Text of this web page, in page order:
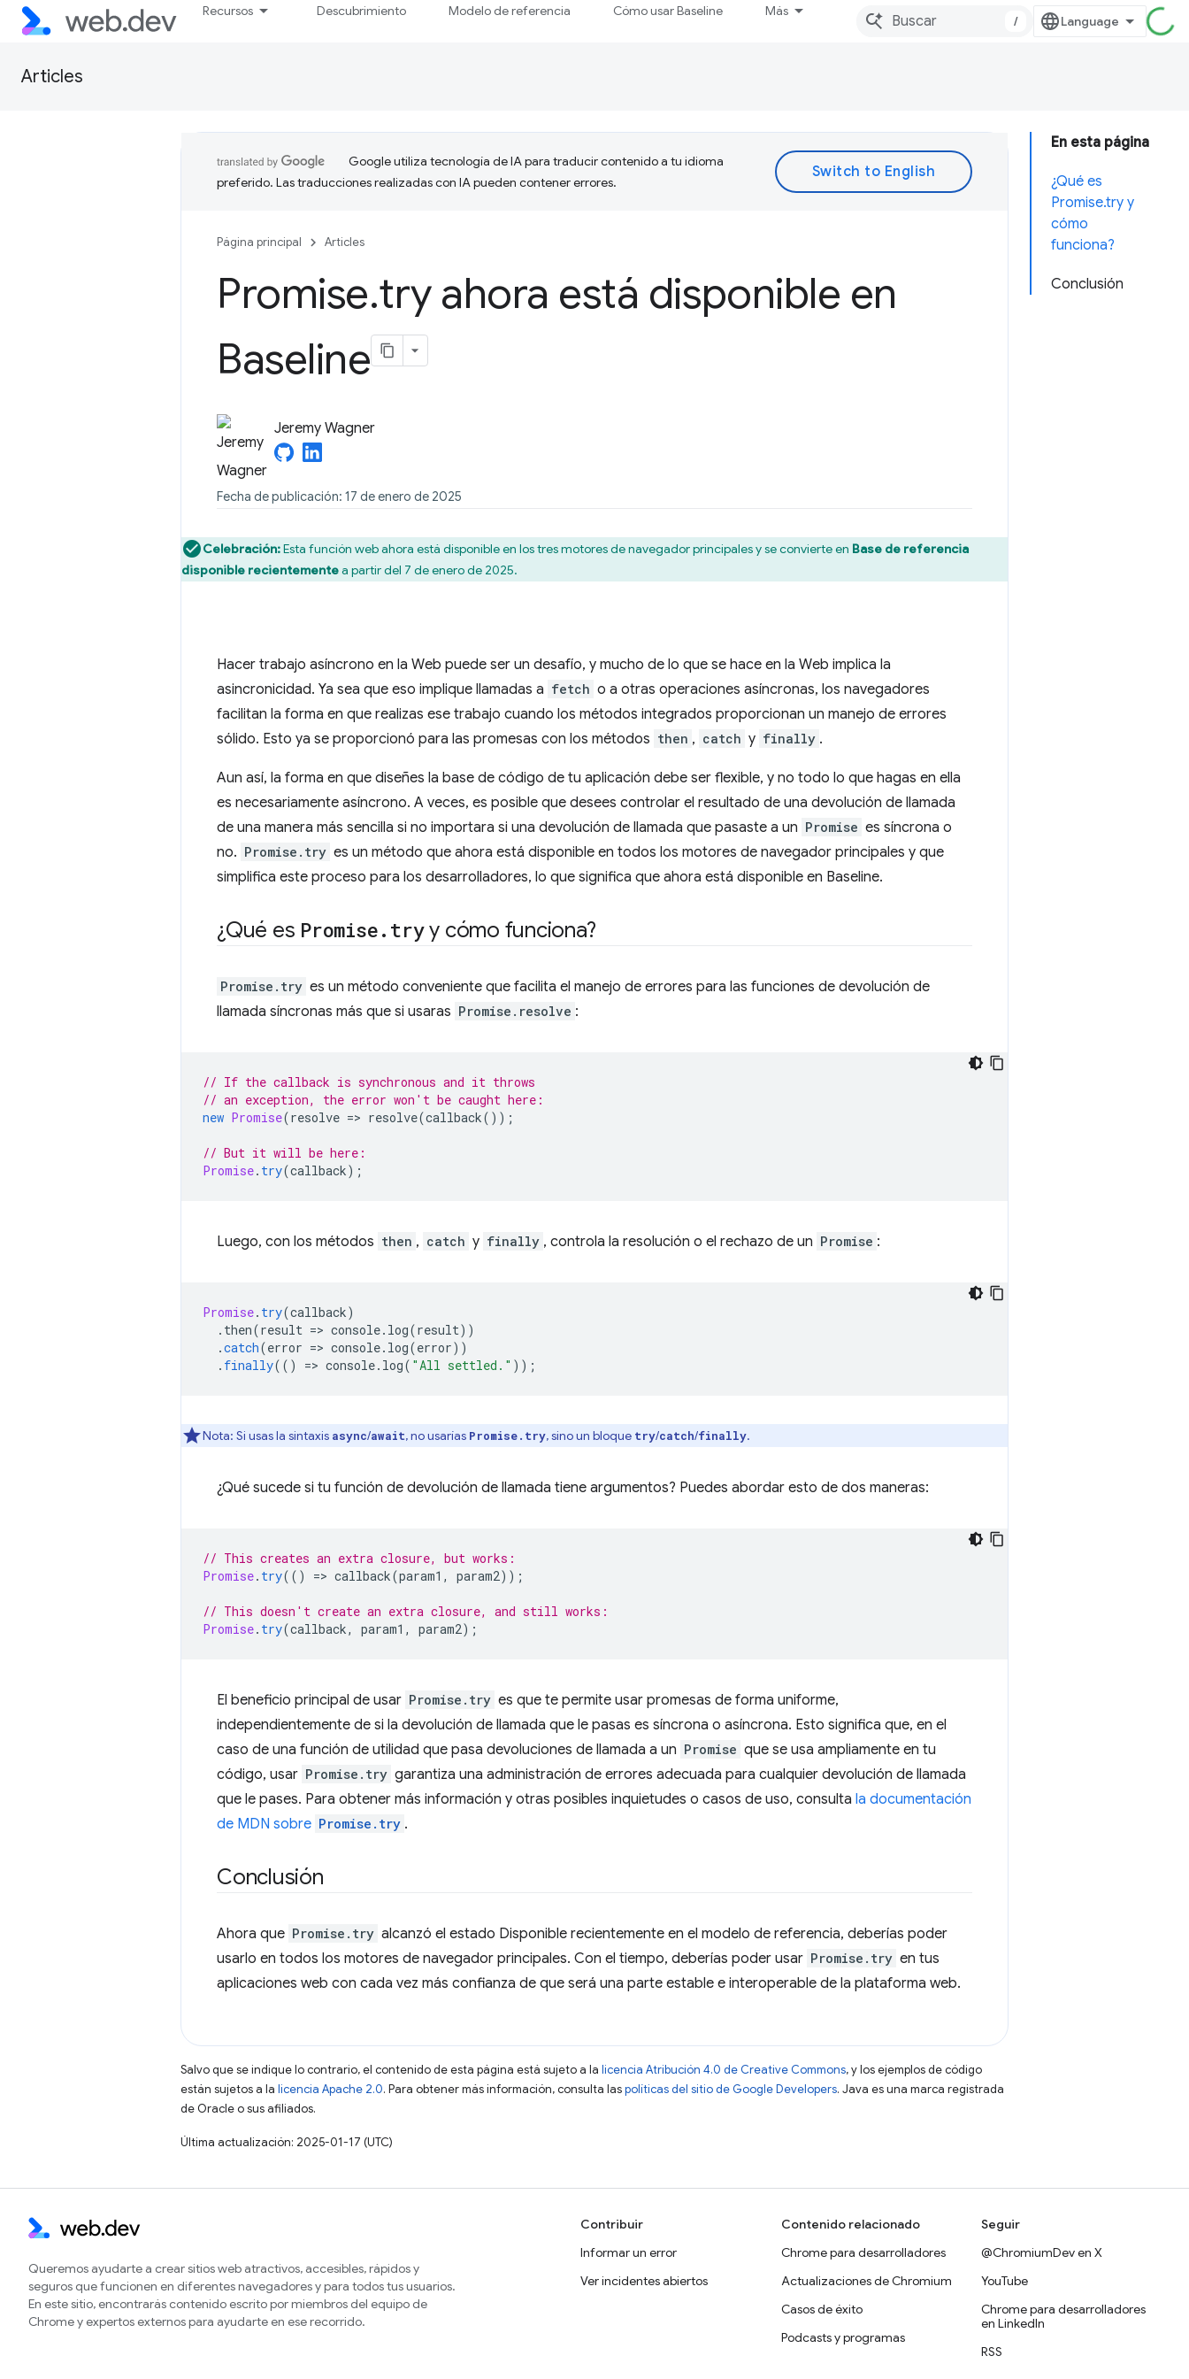
Recursos Descubrimiento Modelo de referencia Cómo usar Baseline Más
/
Articles
En esta página
¿Qué es
Promise.try y
cómo
funciona?
Conclusión
Google utiliza tecnología de IA para traducir contenido a tu idioma
preferido. Las traducciones realizadas con IA pueden contener errores.
Página principal Articles
Promise.try ahora está disponible en
Baseline
Jeremy Wagner
Fecha de publicación: 17 de enero de 2025
Celebración:Esta función web ahora está disponible en los tres motores de navegador principales y se convierte en Base de referencia
disponible recientementea partir del 7 de enero de 2025.
Hacer trabajo asíncrono en la Web puede ser un desafío, y mucho de lo que se hace en la Web implica la
asincronicidad. Ya sea que eso implique llamadas a fetch o a otras operaciones asíncronas, los navegadores
facilitan la forma en que realizas ese trabajo cuando los métodos integrados proporcionan un manejo de errores
sólido. Esto ya se proporcionó para las promesas con los métodos then , catch y finally .
Aun así, la forma en que diseñes la base de código de tu aplicación debe ser flexible, y no todo lo que hagas en ella
es necesariamente asíncrono. A veces, es posible que desees controlar el resultado de una devolución de llamada
de una manera más sencilla si no importara si una devolución de llamada que pasaste a un Promise es síncrona o
no. Promise.try es un método que ahora está disponible en todos los motores de navegador principales y que
simplifica este proceso para los desarrolladores, lo que significa que ahora está disponible en Baseline.
¿Qué es Promise. tryy cómo funciona?
Promise.try es un método conveniente que facilita el manejo de errores para las funciones de devolución de
llamada síncronas más que si usaras Promise.resolve :
// If the callback is synchronous and it throws
// an exception, the error won't be caught here:
new Promise(resolve => resolve(callback());
// But it will be here:
Promise. try(callback);
Luego, con los métodos then , catch y finally , controla la resolución o el rechazo de un Promise :
Promise. try(callback)
. then(result => console. log(result))
.catch(error => console. log(error))
. finally(() => console. log( "All settled." ));
Nota: Si usas la sintaxis async/await, no usarías Promise.try, sino un bloque try/catch/finally.
¿Qué sucede si tu función de devolución de llamada tiene argumentos? Puedes abordar esto de dos maneras:
// This creates an extra closure, but works:
Promise. try(() => callback(param1 , param2));
// This doesn't create an extra closure, and still works:
Promise. try(callback, param1 , param2);
El beneficio principal de usar Promise.try es que te permite usar promesas de forma uniforme,
independientemente de si la devolución de llamada que le pasas es síncrona o asíncrona. Esto significa que, en el
caso de una función de utilidad que pasa devoluciones de llamada a un Promise que se usa ampliamente en tu
código, usar Promise.try garantiza una administración de errores adecuada para cualquier devolución de llamada
que le pases. Para obtener más información y otras posibles inquietudes o casos de uso, consulta la documentación
de MDN sobre Promise.try .
Conclusión
Ahora que Promise.try alcanzó el estado Disponible recientemente en el modelo de referencia, deberías poder
usarlo en todos los motores de navegador principales. Con el tiempo, deberías poder usar Promise.try en tus
aplicaciones web con cada vez más confianza de que será una parte estable e interoperable de la plataforma web.
Salvo que se indique lo contrario, el contenido de esta página está sujeto a la licencia Atribución 4.0 de Creative Commons, y los ejemplos de código
están sujetos a la licencia Apache 2.0. Para obtener más información, consulta laspolíticas del sitio de Google Developers. Java es una marca registrada
de Oracle o sus afiliados.
Última actualización: 2025-01-17 (UTC)
Queremos ayudarte a crear sitios web atractivos, accesibles, rápidos y
seguros que funcionen en diferentes navegadores y para todos tus usuarios.
En este sitio, encontrarás contenido escrito por miembros del equipo de
Chrome y expertos externos para ayudarte en ese recorrido.
Contribuir
Informar un error
Ver incidentes abiertos
Contenido relacionado
Chrome para desarrolladores
Actualizaciones de Chromium
Casos de éxito
Podcasts y programas
Seguir
@ChromiumDev en X
YouTube
Chrome para desarrolladores
en LinkedIn
RSS